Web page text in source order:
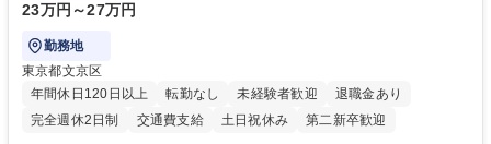
23万円～27万円
勤務地
東京都文京区
年間休日120日以上
転勤なし 未経験者歓迎
退職金あり
完全週休2日制
交通費支給 土日祝休み 第二新卒歓迎